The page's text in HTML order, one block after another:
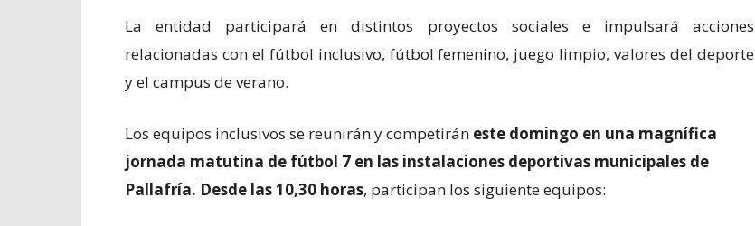
La entidad participará en distintos proyectos sociales e impulsará acciones
relacionadas con el fútbol inclusivo, fútbol femenino, juego limpio, valores del deporte
y el campus de verano.
Los equipos inclusivos se reunirán y competirán este domingo en una magnífica
jornada matutina de fútbol 7 en las instalaciones deportivas municipales de
Pallafría. Desde las 10,30 horas, participan los siguiente equipos: